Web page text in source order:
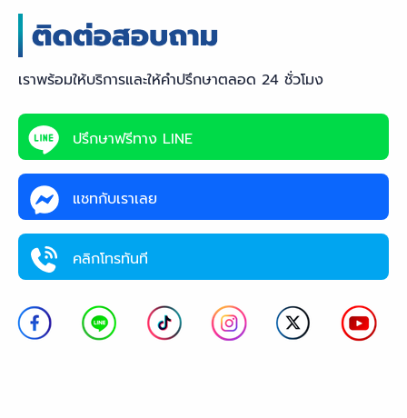
เราพร้อมให้บริการและให้คำปรึกษาตลอด 24 ชั่วโมง
ปรึกษาฟรีทาง LINE
แชทกับเราเลย
คลิกโทรทันที